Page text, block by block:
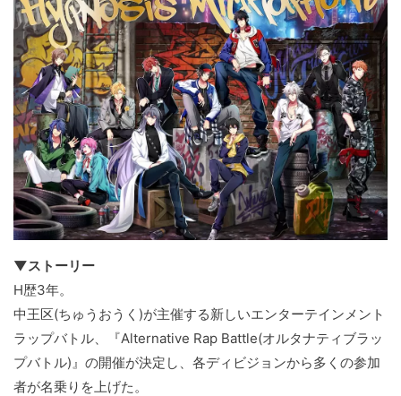
▼ストーリー
H歴3年。
中王区(ちゅうおうく)が主催する新しいエンターテインメント
ラップバトル、『Alternative Rap Battle(オルタナティブラッ
プバトル)』の開催が決定し、各ディビジョンから多くの参加
者が名乗りを上げた。